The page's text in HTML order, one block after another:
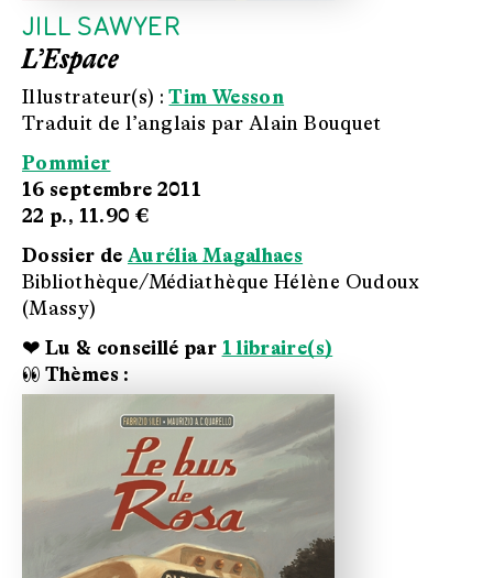
JILL SAWYER
L’Espace
Illustrateur(s) :Tim Wesson
Traduit de l’anglais par Alain Bouquet
Pommier
16 septembre 2011
22 p., 11.90 €
Dossier de Aurélia Magalhaes
Bibliothèque/Médiathèque Hélène Oudoux
(Massy)
❤ Lu & conseillé par 1 libraire(s)
👀 Thèmes :